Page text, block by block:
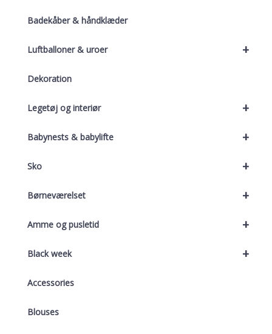
Badekåber & håndklæder
+
Luftballoner & uroer
Dekoration
+
Legetøj og interiør
+
Babynests & babylifte
+
Sko
+
Børneværelset
+
Amme og pusletid
+
Black week
Accessories
Blouses